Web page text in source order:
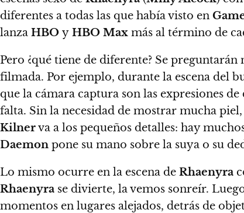
diferentes a todas las que había visto en
lanza HBO y HBO Max más al término de
Pero ¿qué tiene de diferente? Se
filmada. Por ejemplo, durante la escena del
que la cámara captura son las expresiones
falta. Sin la necesidad de mostrar mucha
Kilnerva a los pequeños detalles: hay
Daemon pone su mano sobre la suya o su
Lo mismo ocurre en la escena de Rhaenyra
Rhaenyra se divierte, la vemos sonreír.
momentos en lugares alejados, detrás de